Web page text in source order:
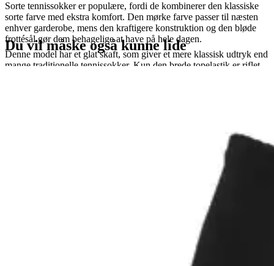
Sorte tennissokker er populære, fordi de kombinerer den klassiske
sorte farve med ekstra komfort. Den mørke farve passer til næsten
enhver garderobe, mens den kraftigere konstruktion og den bløde
frottésål gør dem behagelige at have på hele dagen.
Denne model har et glat skaft, som giver et mere klassisk udtryk end
mange traditionelle tennissokker. Kun den brede topelastik er riflet,
polyester og elastan. Bambusviskosen giver en behagelig blødhed
Den indvendige frottésål gør denne model en smule kraftigere end
almindelige bambussokker og giver ekstra komfort, når du går eller
De sorte bambus tennissokker har en klassisk skaftlængde med et
glat skaft og en bred elastikkant, som hjælper sokkerne med at sidde
Du vil måske også kunne lide